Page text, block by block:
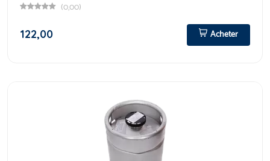
(0,00)
122,00
Acheter